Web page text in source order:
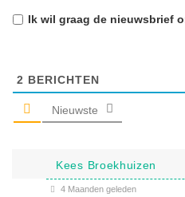
Ik wil graag de nieuwsbrief
2 BERICHTEN
Nieuwste
Kees Broekhuizen
4 Maanden geleden